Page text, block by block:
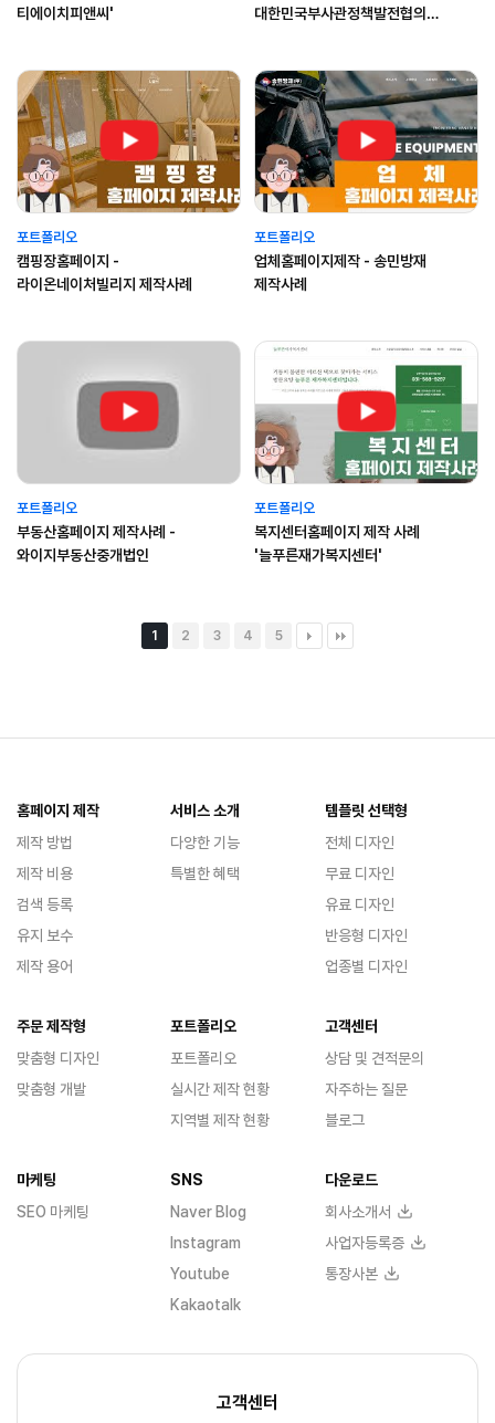
티에이치피앤씨'
대한민국부사관정책발전협의회
포트폴리오
캠핑장홈페이지 -
라이온네이처빌리지 제작사례
포트폴리오
업체홈페이지제작 - 송민방재
제작사례
포트폴리오
부동산홈페이지 제작사례 -
와이지부동산중개법인
포트폴리오
복지센터홈페이지 제작 사례
'늘푸른재가복지센터'
1 2 3 4 5
고객센터
홈페이지 제작
제작 방법
제작 비용
검색 등록
유지 보수
제작 용어
서비스 소개
다양한 기능
특별한 혜택
템플릿 선택형
전체 디자인
무료 디자인
유료 디자인
반응형 디자인
업종별 디자인
주문 제작형
맞춤형 디자인
맞춤형 개발
포트폴리오
포트폴리오
실시간 제작 현황
지역별 제작 현황
고객센터
상담 및 견적문의
자주하는 질문
블로그
마케팅
SEO 마케팅
SNS
Naver Blog
Instagram
Youtube
Kakaotalk
다운로드
회사소개서
사업자등록증
통장사본